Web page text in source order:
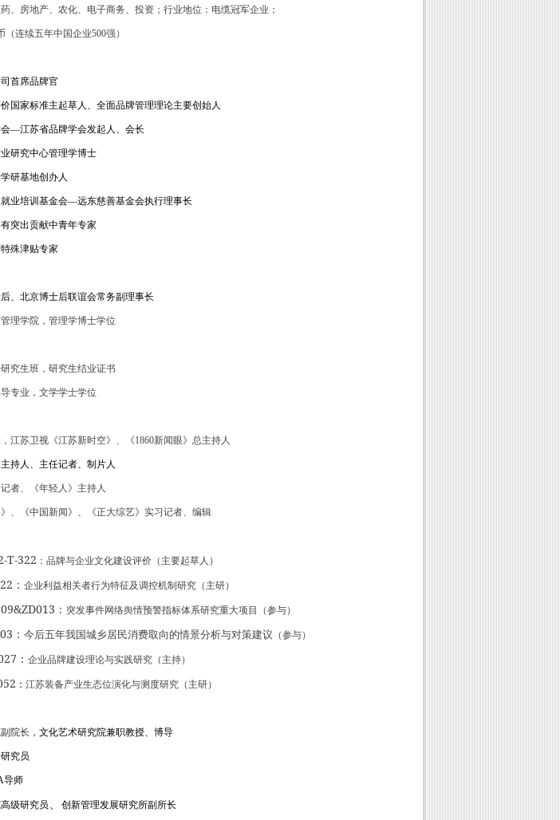
、房地产、农化、电子商务、投资；行业地位：电缆冠军企业；
（连续五年中国企业500强）
首席品牌官
国家标准主起草人、全面品牌管理理论主要创始人
—江苏省品牌学会发起人、会长
研究中心管理学博士
研基地创办人
业培训基金会—远东慈善基金会执行理事长
突出贡献中青年专家
殊津贴专家
、北京博士后联谊会常务副理事长
理学院，管理学博士学位
究生班，研究生结业证书
专业，文学学士学位
江苏卫视《江苏新时空》、《1860新闻眼》总主持人
持人、主任记者、制片人
者、《年轻人》主持人
、《中国新闻》、《正大综艺》实习记者、编辑
T-322 ：品牌与企业文化建设评价（主要起草人）
： 企业利益相关者行为特征及调控机制研究（主研）
09&ZD013 ： 突发事件网络舆情预警指标体系研究重大项目（参与）
： 今后五年我国城乡居民消费取向的情景分析与对策建议 （参与）
： 企业品牌建设理论与实践研究（主持）
： 江苏装备产业生态位演化与测度研究（主研）
院长， 文化艺术研究院兼职教授、博导
究员
导师
级研究员 创新管理发展研究所副所长